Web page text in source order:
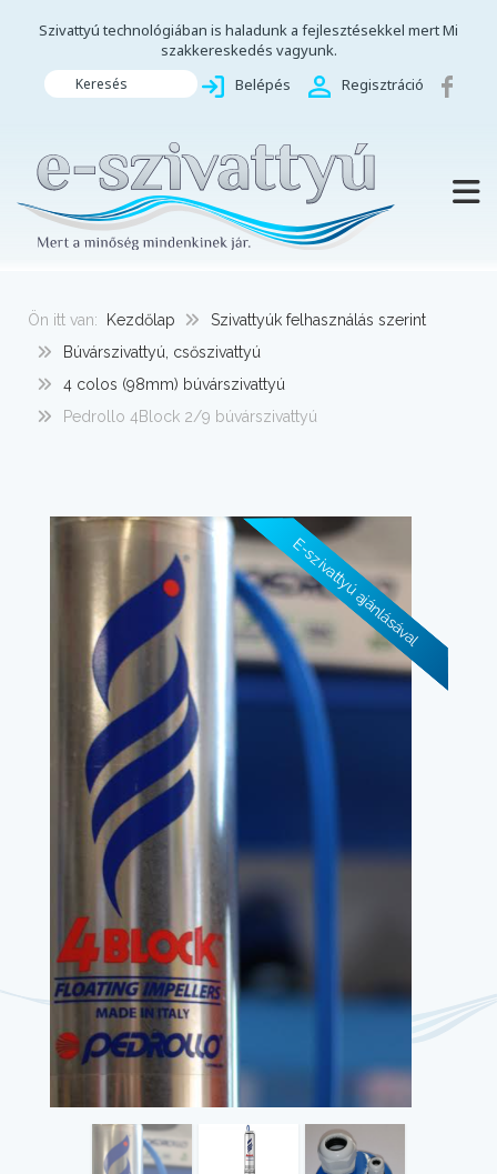
Szivattyú technológiában is haladunk a fejlesztésekkel mert Mi
szakkereskedés vagyunk.
Keresés Belépés Regisztráció
Ön itt van: Kezdőlap
Szivattyúk felhasználás szerint
Búvárszivattyú, csőszivattyú
4 colos (98mm) búvárszivattyú
Pedrollo 4Block 2/9 búvárszivattyú
E-szivattyú ajánlásával